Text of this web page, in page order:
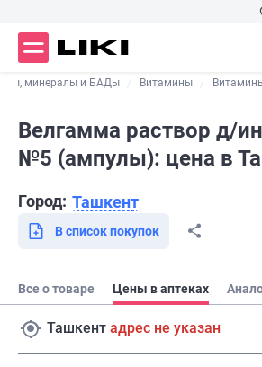
минералы и БАДы Витамины
Велгамма раствор д/
№5 (ампулы): цена в
Город: Ташкент
В список покупок
Все о товаре Цены в аптеках
Ташкент адрес не указан